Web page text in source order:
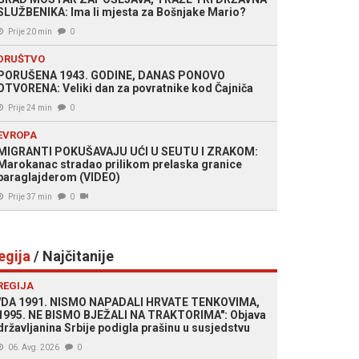
Ima li mjesta za Bošnjake Mario?
Prije 20 min 0
1943. GODINE, DANAS PONOVO
Veliki dan za povratnike kod Čajniča
Prije 24 min 0
POKUŠAVAJU UĆI U SEUTU I ZRAKOM:
stradao prilikom prelaska granice
(VIDEO)
Prije 37 min 0
/ Najčitanije
1991. NISMO NAPADALI HRVATE TENKOVIMA,
NE BISMO BJEŽALI NA TRAKTORIMA": Objava
Srbije podigla prašinu u susjedstvu
06. Avg. 2026 0